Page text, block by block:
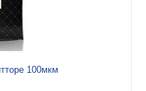
100мкм